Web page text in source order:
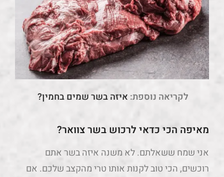
לקריאה נוספת: איזה בשר שמים בחמין?
מאיפה הכי כדאי לרכוש בשר צוואר?
אני שמח ששאלתם. לא משנה איזה בשר אתם
רוכשים, הכי טוב לקנות אותו טרי מהקצב שלכם. אם